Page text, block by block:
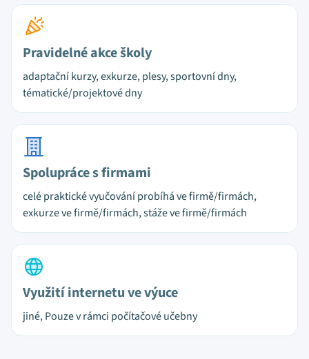
Pravidelné akce školy
adaptační kurzy, exkurze, plesy, sportovní dny,
tématické/projektové dny
Spolupráce s firmami
celé praktické vyučování probíhá ve firmě/firmách,
exkurze ve firmě/firmách, stáže ve firmě/firmách
Využití internetu ve výuce
jiné, Pouze v rámci počítačové učebny